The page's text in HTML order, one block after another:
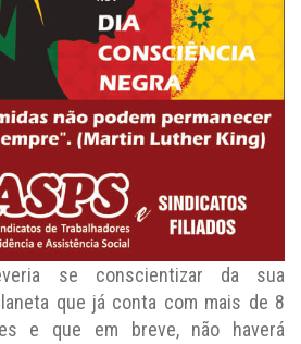
se conscientizar da sua
que já conta com mais de 8
e que em breve, não haverá